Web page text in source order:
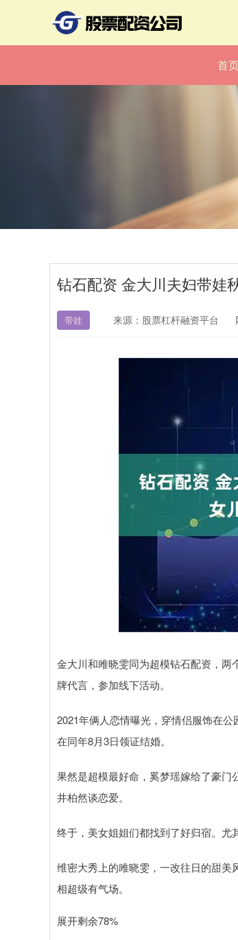
首
钻石配资 金大川夫妇带娃
带娃 来源：股票杠杆融资平台
金大川和雎晓雯同为超模钻石配资，两
牌代言，参加线下活动。
2021年俩人恋情曝光，穿情侣服饰在
在同年8月3日领证结婚。
果然是超模最好命，奚梦瑶嫁给了豪
井柏然谈恋爱。
终于，美女姐姐们都找到了好归宿。尤
维密大秀上的雎晓雯，一改往日的甜
相超级有气场。
展开剩余78%